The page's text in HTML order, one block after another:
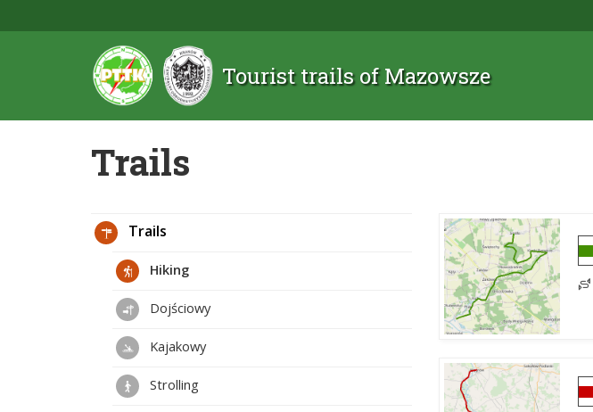
Tourist trails of Mazowsze
Trails
Trails
Hiking
Dojściowy
Kajakowy
Strolling